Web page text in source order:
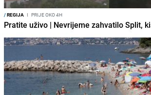
/REGIJA I PRIJE OKO 4H
Pratite uživo | Nevrijeme zahvatilo Split,